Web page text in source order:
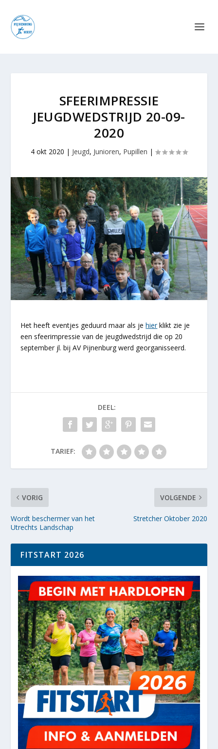
SFEERIMPRESSIE
JEUGDWEDSTRIJD 20-09-
2020
4 okt 2020 | Jeugd, Junioren, Pupillen |
Het heeft eventjes geduurd maar als jehierklikt zie je
een sfeerimpressie van de jeugdwedstrijd die op 20
september jl. bij AV Pijnenburg werd georganisseerd.
DEEL:
TARIEF:
VORIG
Wordt beschermer van het
Utrechts Landschap
VOLGENDE
Stretcher Oktober 2020
FITSTART 2026